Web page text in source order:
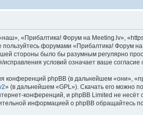
«Прибалтика! Форум на Meeting.lv»,
форумами «Прибалтика! Форум
стороны было бы разумным регулярно
условий означает ваше согласие
phpBB (в дальнейшем «они»,
» (в дальнейшем «GPL»). Скачать его можно
конференций, и phpBB Limited не
информацией о phpBB обращайтесь